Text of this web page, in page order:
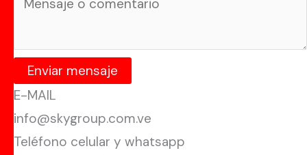
Enviar mensaje
E-MAIL
info@skygroup.com.ve
Teléfono celular y whatsapp